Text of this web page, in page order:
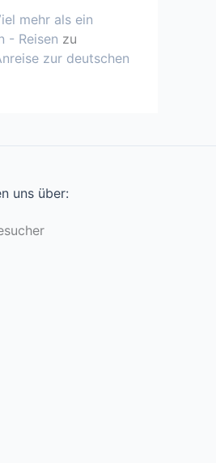
mehr als ein
- Reisen zu
zur deutschen
uns über: